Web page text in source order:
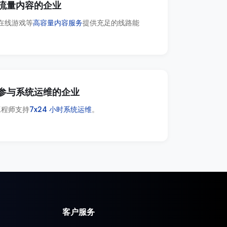
量内容的企业
线游戏等高容量内容服务提供充足的线路能
与系统运维的企业
师支持7x24 小时系统运维。
客户服务